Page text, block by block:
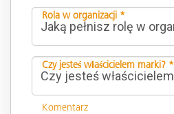
Rola w organizacji *
Czy jesteś właścicielem marki? *
Komentarz